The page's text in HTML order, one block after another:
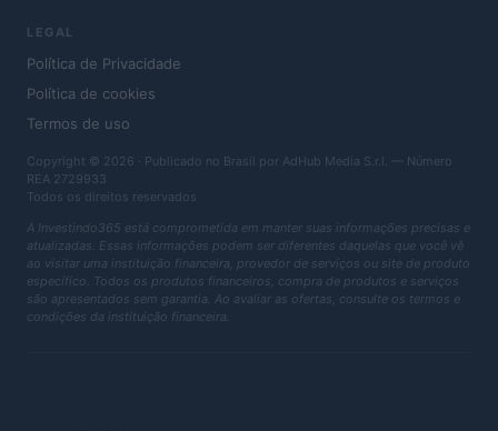
LEGAL
Política de Privacidade
Política de cookies
Termos de uso
Copyright © 2026 · Publicado no Brasil por AdHub Media S.r.l. — Número
REA 2729933
Todos os direitos reservados
A Investindo365 está comprometida em manter suas informações precisas e
atualizadas. Essas informações podem ser diferentes daquelas que você vê
ao visitar uma instituição financeira, provedor de serviços ou site de produto
específico. Todos os produtos financeiros, compra de produtos e serviços
são apresentados sem garantia. Ao avaliar as ofertas, consulte os termos e
condições da instituição financeira.